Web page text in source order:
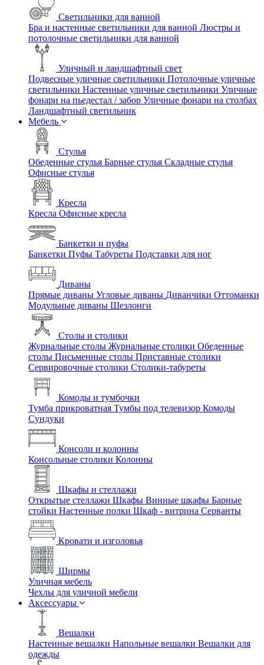
Светильники для ванной
Бра и настенные светильники для ванной Люстры и
потолочные светильники для ванной
Уличный и ландшафтный свет
Подвесные уличные светильники Потолочные уличные
светильники Настенные уличные светильники Уличные
фонари на пьедестал / забор Уличные фонари на столбах
Ландшафтный светильник
Мебель
Стулья
Обеденные стулья Барные стулья Складные стулья
Офисные стулья
Кресла
Кресла Офисные кресла
Банкетки и пуфы
Банкетки Пуфы Табуреты Подставки для ног
Диваны
Прямые диваны Угловые диваны Диванчики Оттоманки
Модульные диваны Шезлонги
Столы и столики
Журнальные столы Журнальные столики Обеденные
столы Письменные столы Приставные столики
Сервировочные столики Столики-табуреты
Комоды и тумбочки
Тумба прикроватная Тумбы под телевизор Комоды
Сундуки
Консоли и колонны
Консольные столики Колонны
Шкафы и стеллажи
Открытые стеллажи Шкафы Винные шкафы Барные
стойки Настенные полки Шкаф - витрина Серванты
Кровати и изголовья
Ширмы
Уличная мебель
Чехлы для уличной мебели
Аксессуары
Вешалки
Настенные вешалки Напольные вешалки Вешалки для
одежды